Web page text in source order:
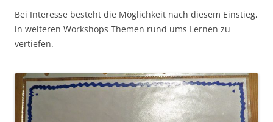
Bei Interesse besteht die Möglichkeit nach diesem Einstieg,
in weiteren Workshops Themen rund ums Lernen zu
vertiefen.